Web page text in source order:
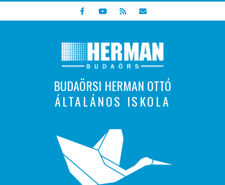
to
BUDAÖRSI HERMAN OTTÓ
ÁLTALÁNOS ISKOLA
Indulunk! Hamarosan újraindul oldalunk!